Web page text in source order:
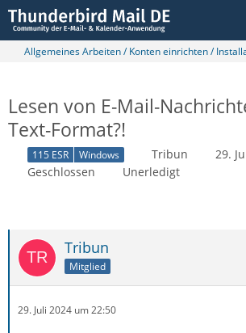
Allgemeines Arbeiten / Konten einrichten /
Lesen von E-Mail-
Text-Format?!
115 ESR Windows Tribun
29.
Geschlossen
Unerledigt
Tribun
Mitglied
29. Juli 2024 um 22:50